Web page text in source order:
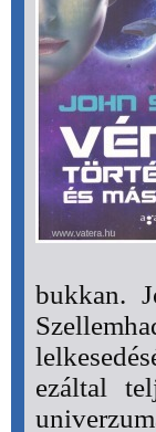
bukkan.
ezáltal